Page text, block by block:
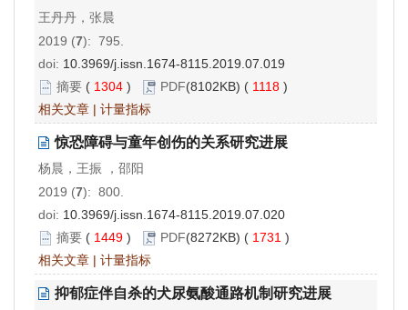
王丹丹，张晨
2019 (7): 795.
doi: 10.3969/j.issn.1674-8115.2019.07.019
摘要 ( 1304 ) PDF(8102KB) ( 1118 )
相关文章 | 计量指标
惊恐障碍与童年创伤的关系研究进展
杨晨，王振 ，邵阳
2019 (7): 800.
doi: 10.3969/j.issn.1674-8115.2019.07.020
摘要 ( 1449 ) PDF(8272KB) ( 1731 )
相关文章 | 计量指标
抑郁症伴自杀的犬尿氨酸通路机制研究进展